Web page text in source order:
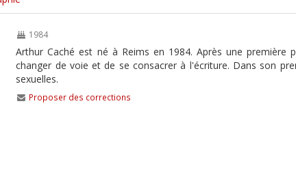
1984
Arthur Caché est né à Reims en 1984. Après une
changer de voie et de se consacrer à l'écriture. Dans son
sexuelles.
Proposer des corrections